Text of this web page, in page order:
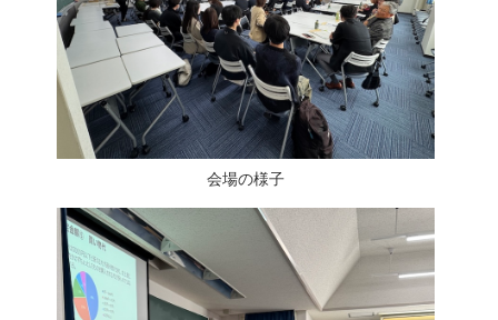
会場の様子